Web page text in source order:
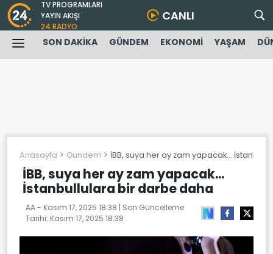
TV PROGRAMLARI
YAYIN AKIŞI
24 RADYO
CANLI
SON DAKİKA GÜNDEM EKONOMİ YAŞAM
Anasayfa Gundem İBB, suya her ay zam yapacak...
İBB, suya her ay zam yapacak...
İstanbullulara bir darbe daha
AA - Kasım 17, 2025 18:38 | Son Güncelleme
Tarihi: Kasım 17, 2025 18:38